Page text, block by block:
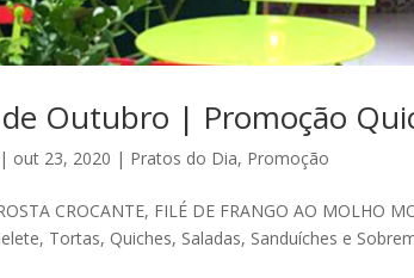
Outubro | Promoção
| out 23, 2020 | Pratos do Dia, Promoção
CROCANTE, FILÉ DE FRANGO AO MOLHO
Tortas, Quiches, Saladas, Sanduíches e